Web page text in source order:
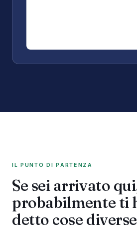
IL PUNTO DI PARTENZA
Se sei arrivato
probabilmente ti
detto cose diverse